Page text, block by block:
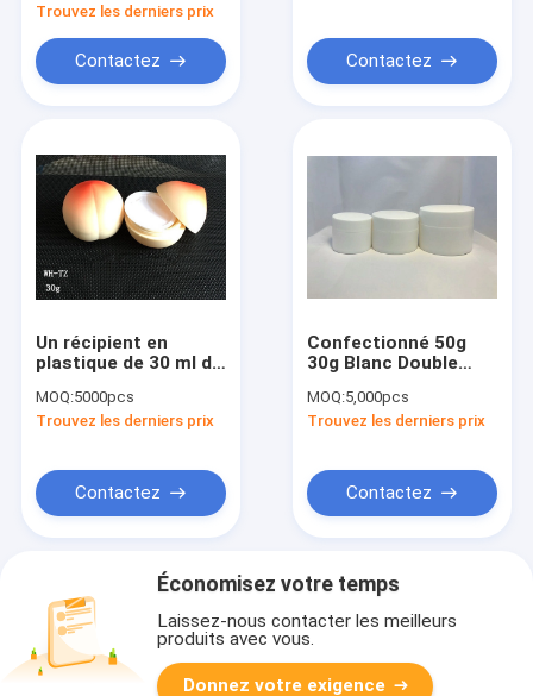
Trouvez les derniers prix
Contactez Contactez
Un récipient en
plastique de 30 ml de
en forme de pêche
MOQ:5000pcs
Trouvez les derniers prix
Contactez
Confectionné 50g
30g Blanc Double
Crème Cosmétique
Jar
MOQ:5,000pcs
Trouvez les derniers prix
Contactez
Économisez votre temps
Laissez-nous contacter les meilleurs
produits avec vous.
Donnez votre exigence